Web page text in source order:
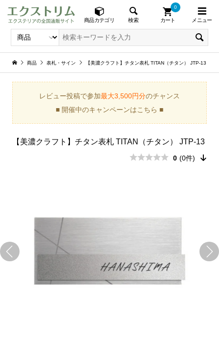
商品カテゴリ 検索 カート
0
メニュー
商品 表札・サイン 【美濃クラフト】チタン表札 TITAN（チタン） JTP-13
レビュー投稿で参加最大3,500円分のチャンス
■ 開催中のキャンペーンはこちら ■
【美濃クラフト】チタン表札 TITAN（チタン） JTP-13
0 (0件)